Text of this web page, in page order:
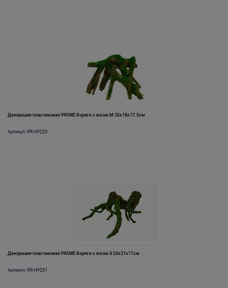
Декорация пластиковая PRIME Коряга с мхом M 26х18х17.5см
Артикул: PR-HY225
Декорация пластиковая PRIME Коряга с мхом S 24х21х17см
Артикул: PR-HY231